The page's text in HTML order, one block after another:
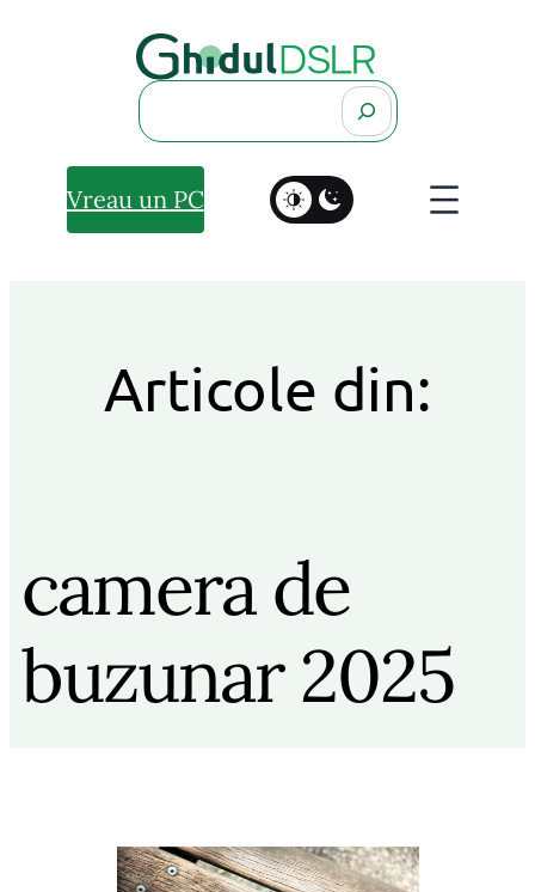
Search
Vreau un PC
Articole din:
camera de
buzunar 2025